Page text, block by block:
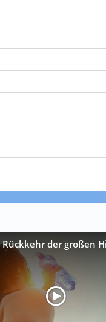
Rückkehr der großen